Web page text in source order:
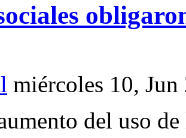
miércoles 10, Jun
del uso